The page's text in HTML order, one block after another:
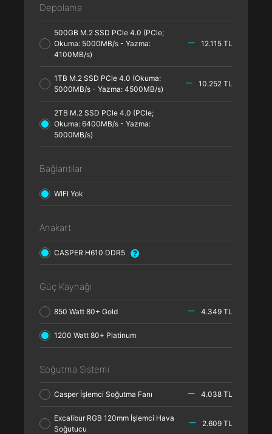
Depolama
500GB M.2 SSD PCle 4.0 (PCle;
Okuma: 5000MB/s - Yazma:
4100MB/s)
12.115 TL
1TB M.2 SSD PCle 4.0 (Okuma:
5000MB/s - Yazma: 4500MB/s)
10.252 TL
2TB M.2 SSD PCle 4.0 (PCle;
Okuma: 6400MB/s - Yazma:
5000MB/s)
Bağlantılar
WIFI Yok
Anakart
CASPER H610 DDR5
Güç Kaynağı
850 Watt 80+ Gold 4.349 TL
1200 Watt 80+ Platinum
Soğutma Sistemi
Casper İşlemci Soğutma Fanı 4.038 TL
Excalibur RGB 120mm İşlemci Hava
Soğutucu
2.609 TL